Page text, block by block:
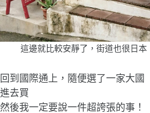
這邊就比較安靜了，街道也很日本
回到國際通上，隨便選了一家大國
進去買
然後我一定要說一件超誇張的事！